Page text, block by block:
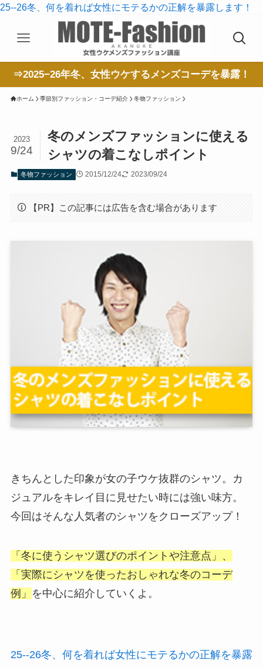
25--26冬、何を着れば女性にモテるかの正解を暴露します！
⇒2025−26年冬、女性ウケするメンズコーデを暴露！
ホーム 季節別ファッション・コーデ紹介 冬物ファッション
冬のメンズファッションに使える
シャツの着こなしポイント
2023
9/24
冬物ファッション 2015/12/24 2023/09/24
【PR】この記事には広告を含む場合があります
きちんとした印象が女の子ウケ抜群のシャツ。カ
ジュアルをキレイ目に見せたい時には強い味方。
今回はそんな人気者のシャツをクローズアップ！
「冬に使うシャツ選びのポイントや注意点」、
「実際にシャツを使ったおしゃれな冬のコーデ
例」 を中心に紹介していくよ。
25--26冬、何を着れば女性にモテるかの正解を暴露